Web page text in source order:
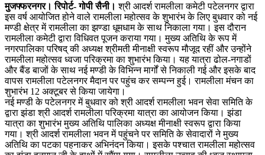
मुजफ्फरनगर। रिपोर्ट- गोपी सैनी। श्री आदर्श रामलीला कमेटी पटेलनगर द्वारा
इस वर्ष आयोजित होने वाले रामलीला महोत्सव के शुभारंभ के लिए बुधवार को नई
मण्डी क्षेत्र में रामलीला का झण्डा धूमधाम के साथ निकाला गया। इस दौरान
रामलीला कमेटी द्वारा विधिवत पूजन कराया गया। मुख्य अतिथि के रूप में
नगरपालिका परिषद् की अध्यक्ष श्रीमती मीनाक्षी स्वरूप मौजूद रहीं और उन्होंने
रामलीला महोत्सव ध्वजा परिक्रमा का शुभारंभ किया। यह यात्रा ढोल-नगाडों
और बैंड बाजों के साथ नई मण्डी के विभिन्न मार्गों से निकाली गई और इसके बाद
वापस रामलीला पटेलनगर मैदान पर पहुंच कर सम्पन्न हुई। रामलीला मंचन का
शुभारंभ 12 अक्टूबर से किया जायेगा।
नई मण्डी के पटेलनगर में बुधवार को श्री आदर्श रामलीला भवन सेवा समिति के
द्वारा झंडा श्री आदर्श रामलीला परिक्रमा यात्रा का आयोजन किया। झंडा
यात्रा का शुभारंभ मुख्य अतिथि पालिका अध्यक्ष मीनाक्षी स्वरूप द्वारा किया
गया। श्री आदर्श रामलीला भवन में पहुंचने पर समिति के सेवादारों ने मुख्य
अतिथि का पटका पहनाकर अभिनंदन किया। इसके पश्चात रामलीला महोत्सव